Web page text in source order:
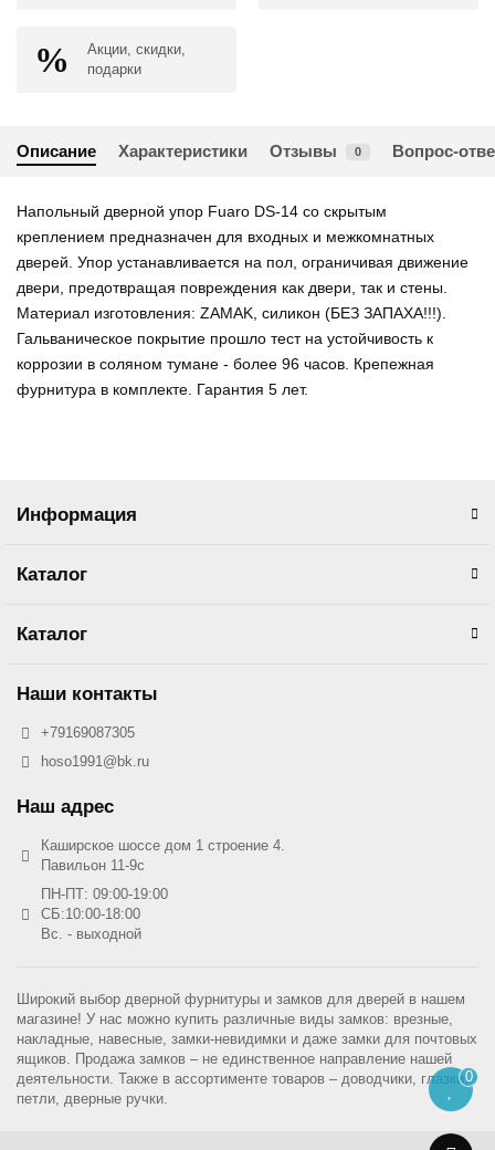
Акции, скидки,
подарки
Описание Характеристики Отзывы 0 Вопрос-
Напольный дверной упор Fuaro DS-14 со скрытым
креплением предназначен для входных и межкомнатных
дверей. Упор устанавливается на пол, ограничивая движение
двери, предотвращая повреждения как двери, так и стены.
Материал изготовления: ZAMAK, силикон (БЕЗ ЗАПАХА!!!).
Гальваническое покрытие прошло тест на устойчивость к
коррозии в соляном тумане - более 96 часов. Крепежная
фурнитура в комплекте. Гарантия 5 лет.
Информация
Каталог
Каталог
Наши контакты
+79169087305
hoso1991@bk.ru
Наш адрес
Каширское шоссе дом 1 строение 4.
Павильон 11-9с
ПН-ПТ: 09:00-19:00
СБ:10:00-18:00
Вс. - выходной
Широкий выбор дверной фурнитуры и замков для дверей в нашем
магазине! У нас можно купить различные виды замков: врезные,
накладные, навесные, замки-невидимки и даже замки для почтовых
ящиков. Продажа замков – не единственное направление нашей
деятельности. Также в ассортименте товаров – доводчики, глазки,
петли, дверные ручки.
0